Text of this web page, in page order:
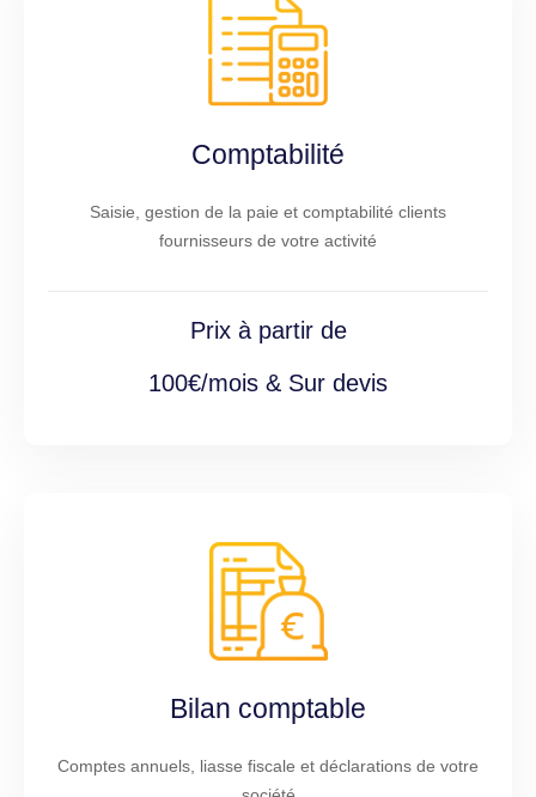
Comptabilité
Saisie, gestion de la paie et comptabilité clients
fournisseurs de votre activité
Prix à partir de
100€/mois & Sur devis
Bilan comptable
Comptes annuels, liasse fiscale et déclarations de votre